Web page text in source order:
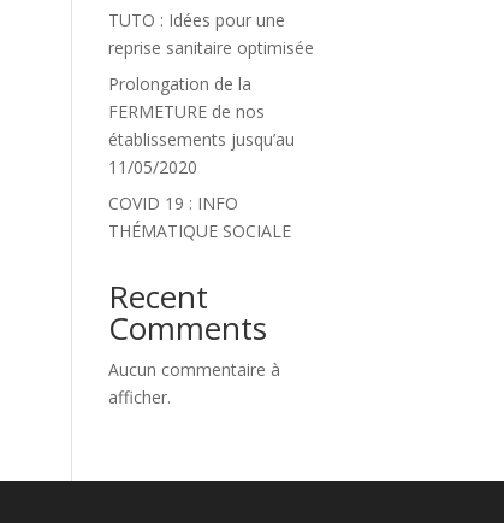
TUTO : Idées pour une
reprise sanitaire optimisée
Prolongation de la
FERMETURE de nos
établissements jusqu’au
11/05/2020
COVID 19 : INFO
THÉMATIQUE SOCIALE
Recent
Comments
Aucun commentaire à
afficher.